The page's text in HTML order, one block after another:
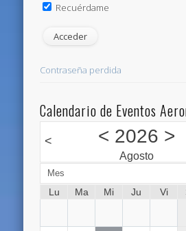
Recuérdame
Contraseña perdida
Calendario de Eventos
< < 2026 >
Agosto
Mes
Lu Ma Mi Ju Vi